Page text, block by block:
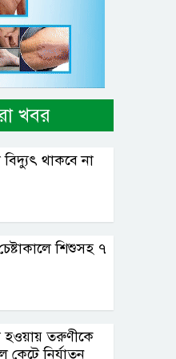
খবর
থাকবে না
শিশুসহ ৭
হওয়ায় তরুণীকে
নির্যাতন